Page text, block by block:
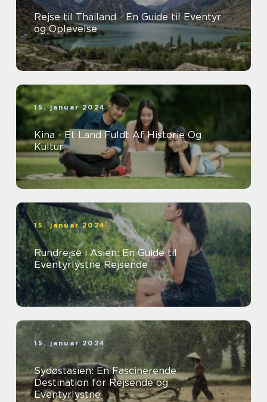
Rejse til Thailand - En Guide til Eventyr
og Oplevelse
15. januar 2024
Kina - Et Land Fuldt Af Historie Og
Kultur
15. januar 2024
Rundrejse i Asien: En Guide til
Eventyrlystne Rejsende
15. januar 2024
Sydøstasien: En Fascinerende
Destination for Rejsende og
Eventyrlystne